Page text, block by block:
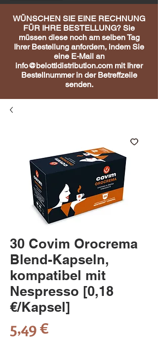
WÜNSCHEN SIE EINE RECHNUNG
FÜR IHRE BESTELLUNG? Sie
müssen diese noch am selben Tag
Ihrer Bestellung anfordern, indem Sie
eine E-Mail an
info@belottidistribution.com mit Ihrer
Bestellnummer in der Betreffzeile
senden.
30 Covim Orocrema
Blend-Kapseln,
kompatibel mit
Nespresso [0,18
€/Kapsel]
5,49 €